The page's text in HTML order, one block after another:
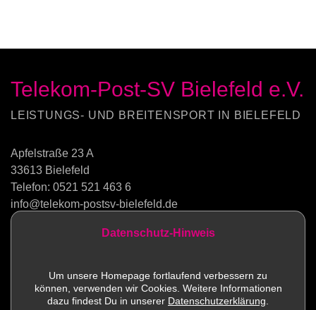
Telekom-Post-SV Bielefeld e.V.
LEISTUNGS- UND BREITENSPORT IN BIELEFELD
Apfelstraße 23 A
33613 Bielefeld
Telefon: 0521 521 463 6
info@telekom-postsv-bielefeld.de
Sportstätten
Datenschutz-Hinweis
Um unsere Homepage fortlaufend verbessern zu
können, verwenden wir Cookies. Weitere Informationen
dazu findest Du in unserer Datenschutzerklärung